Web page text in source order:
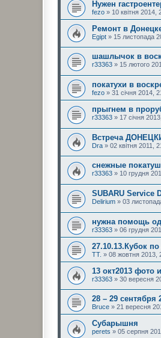
Нужен
fezo » 10 квітня 2014,
Ремонт в
Egipt » 15 листопада
шашлычок в
r33363 » 15 лютого
покатухи в
fezo » 31 січня 2014,
прыгнем в
r33363 » 17 січня
Встреча
Dra » 02 квітня 2011,
снежные
r33363 » 10 грудня
SUBARU Service
Delirium » 03
нужна помощь
r33363 » 06 грудня
27.10.13.Кубок
TT. » 08 жовтня 2013,
13 окт2013 фото
r33363 » 30 вересня
28 – 29
Bruce » 21 вересня
Субарышня
perets » 05 серпня